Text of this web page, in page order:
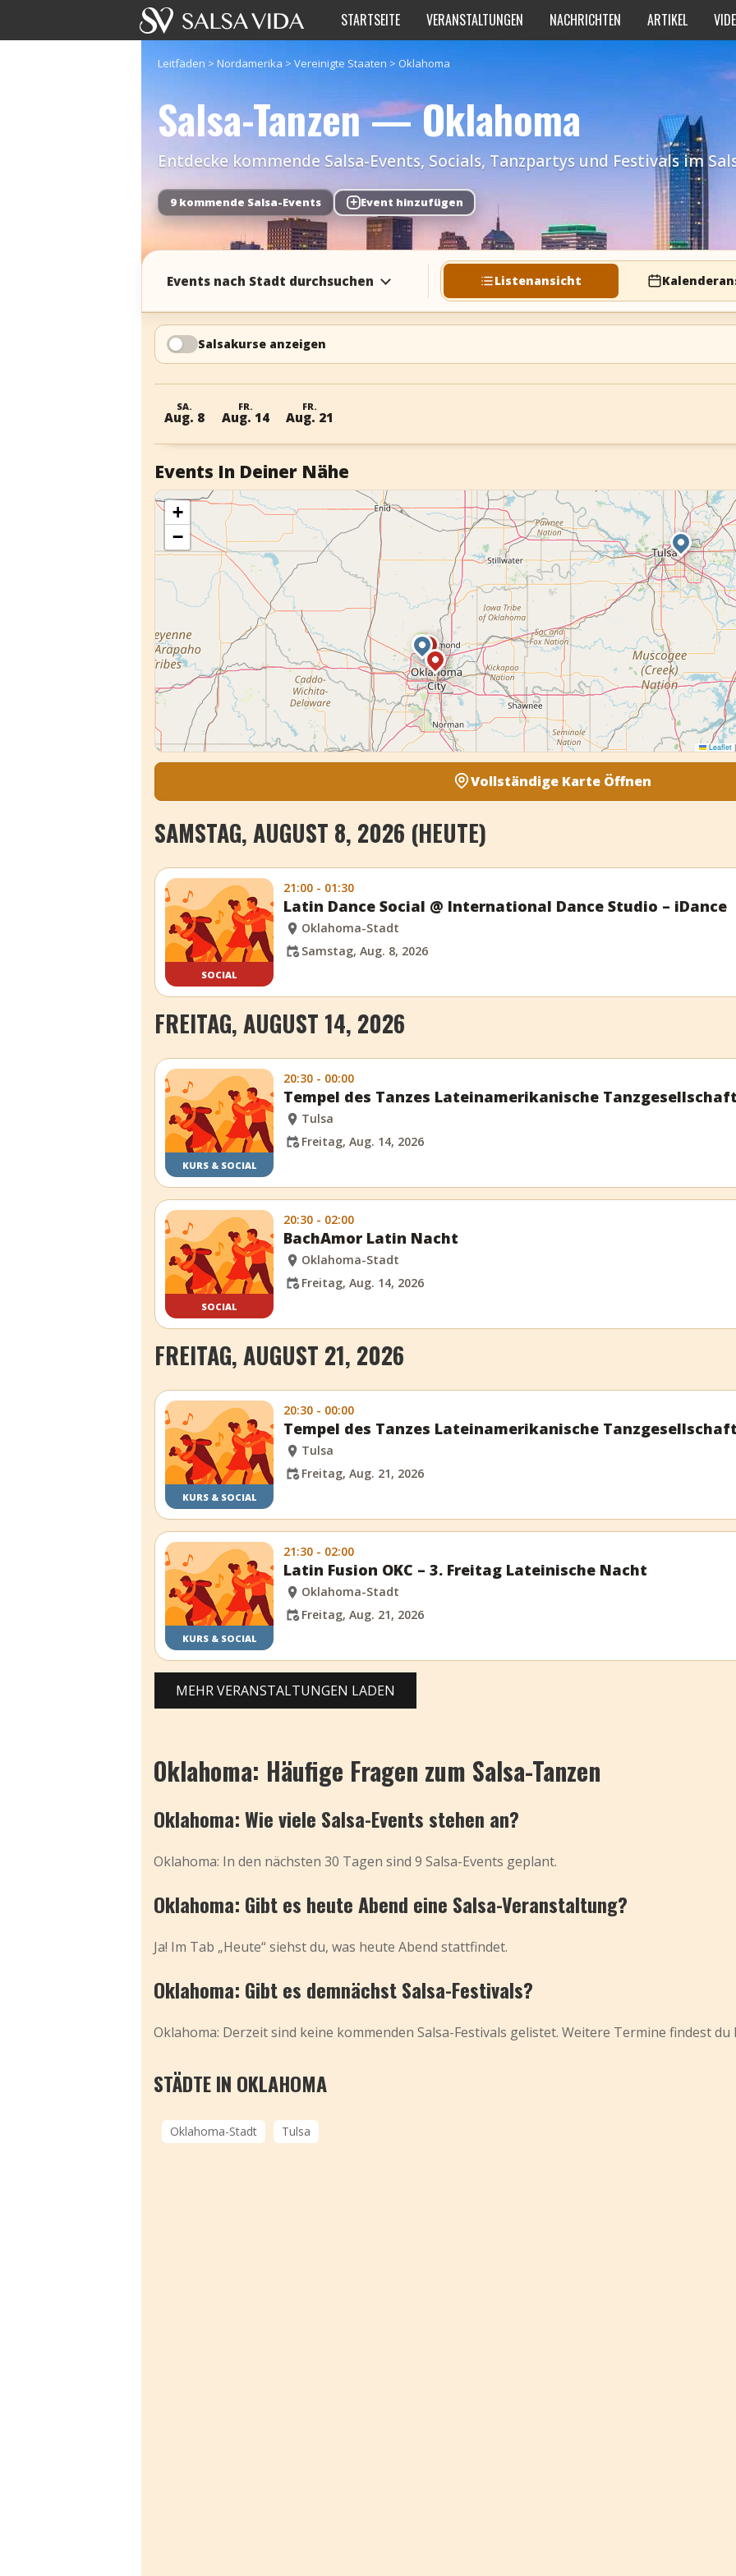
STARTSEITE VERANSTALTUNGEN NACHRICHTEN ARTIKEL
Leitfäden > Nordamerika > Vereinigte Staaten > Oklahoma
Salsa-Tanzen — Oklahoma
Entdecke kommende Salsa-Events, Socials, Tanzpartys und Festivals im
9 kommende Salsa-Events + Event hinzufügen
Events nach Stadt durchsuchen Listenansicht
Salsakurse anzeigen
SA.
Aug. 8
FR.
Aug. 14
FR.
Aug. 21
Events In Deiner Nähe
+
−
Leaflet |
Vollständige Karte Öffnen
SAMSTAG, AUGUST 8, 2026 (HEUTE)
SOCIAL
21:00 - 01:30
Latin Dance Social @ International Dance Studio – iDance
Oklahoma-Stadt
Samstag, Aug. 8, 2026
FREITAG, AUGUST 14, 2026
KURS & SOCIAL
20:30 - 00:00
Tempel des Tanzes Lateinamerikanische Tanzgesellschaft
Tulsa
Freitag, Aug. 14, 2026
SOCIAL
20:30 - 02:00
BachAmor Latin Nacht
Oklahoma-Stadt
Freitag, Aug. 14, 2026
FREITAG, AUGUST 21, 2026
KURS & SOCIAL
20:30 - 00:00
Tempel des Tanzes Lateinamerikanische Tanzgesellschaft
Tulsa
Freitag, Aug. 21, 2026
KURS & SOCIAL
21:30 - 02:00
Latin Fusion OKC – 3. Freitag Lateinische Nacht
Oklahoma-Stadt
Freitag, Aug. 21, 2026
MEHR VERANSTALTUNGEN LADEN
Oklahoma: Häufige Fragen zum Salsa-Tanzen
Oklahoma: Wie viele Salsa-Events stehen an?
Oklahoma: In den nächsten 30 Tagen sind 9 Salsa-Events geplant.
Oklahoma: Gibt es heute Abend eine Salsa-Veranstaltung?
Ja! Im Tab „Heute“ siehst du, was heute Abend stattfindet.
Oklahoma: Gibt es demnächst Salsa-Festivals?
Oklahoma: Derzeit sind keine kommenden Salsa-Festivals gelistet. Weitere Termine findest du
STÄDTE IN OKLAHOMA
Oklahoma-Stadt Tulsa